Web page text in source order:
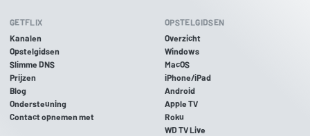
GETFLIX
Kanalen
Opstelgidsen
Slimme DNS
Prijzen
Blog
Ondersteuning
Contact opnemen met
OPSTELGIDSEN
Overzicht
Windows
MacOS
iPhone/iPad
Android
Apple TV
Roku
WD TV Live